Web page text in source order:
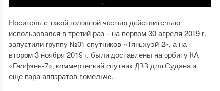
Носитель с такой головной частью действительно
использовался в третий раз – на первом 30 апреля 2019 г.
запустили группу №01 спутников «Тяньхуэй-2», а на
втором 3 ноября 2019 г. были доставлены на орбиту КА
«Гаофэнь-7», коммерческий спутник ДЗЗ для Судана и
еще пара аппаратов помельче.